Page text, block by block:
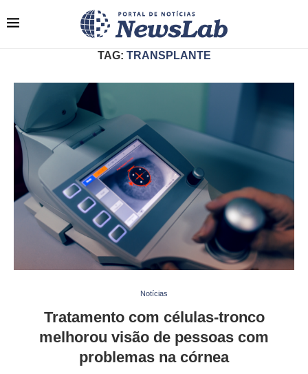
TAG: TRANSPLANTE
Notícias
Tratamento com células-tronco
melhorou visão de pessoas com
problemas na córnea